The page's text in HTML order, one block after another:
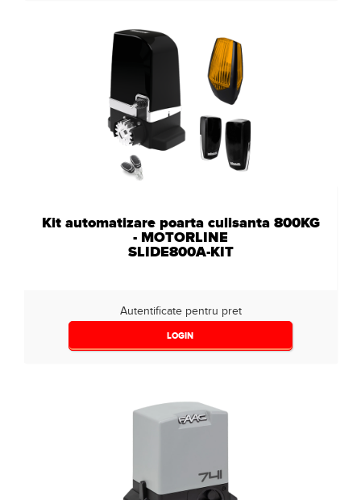
Kit automatizare poarta culisanta 800KG
- MOTORLINE
SLIDE800A-KIT
Autentificate pentru pret
LOGIN